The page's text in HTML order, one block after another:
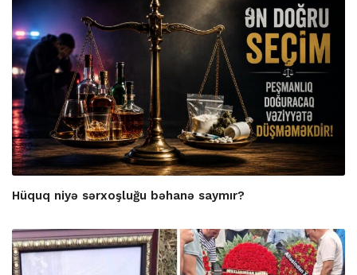
Hüquq niyə sərxoşluğu bəhanə saymır?